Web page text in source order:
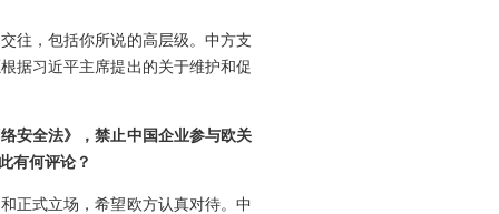
往，包括你所说的高层级。中方支
据习近平主席提出的关于维护和促
安全法》，禁止中国企业参与欧关
有何评论？
正式立场，希望欧方认真对待。中